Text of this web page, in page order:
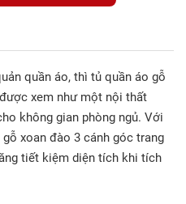
quần áo, thì tủ quần áo gỗ
xem như một nội thất
không gian phòng ngủ. Với
xoan đào 3 cánh góc trang
tiết kiệm diện tích khi tích